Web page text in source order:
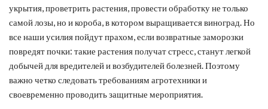
укрытия, проветрить растения, провести обработку не только
самой лозы, но и короба, в котором выращивается виноград. Но
все наши усилия пойдут прахом, если возвратные заморозки
повредят почки: такие растения получат стресс, станут легкой
добычей для вредителей и возбудителей болезней. Поэтому
важно четко следовать требованиям агротехники и
своевременно проводить защитные мероприятия.